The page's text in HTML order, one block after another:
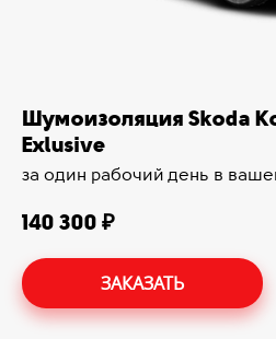
Шумоизоляция Skoda
Exlusive
за один рабочий день в
140 300 ₽
ЗАКАЗАТЬ